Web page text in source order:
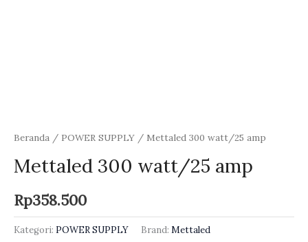
Beranda / POWER SUPPLY / Mettaled 300 watt/25 amp
Mettaled 300 watt/25 amp
Rp358.500
Kategori: POWER SUPPLY Brand: Mettaled